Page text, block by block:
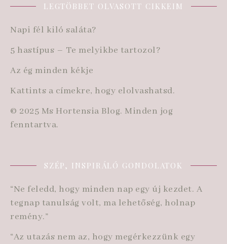
LEGTÖBBET OLVASOTT CIKKEIM
Napi fél kiló saláta?
5 hastípus – Te melyikbe tartozol?
Az ég minden kékje
Kattints a címekre, hogy elolvashatsd.
© 2025 Ms Hortensia Blog. Minden jog
fenntartva.
SZÉP, INSPIRÁLÓ GONDOLATOK
“Ne feledd, hogy minden nap egy új kezdet. A
tegnap tanulság volt, ma lehetőség, holnap
remény.”
“Az utazás nem az, hogy megérkezzünk egy